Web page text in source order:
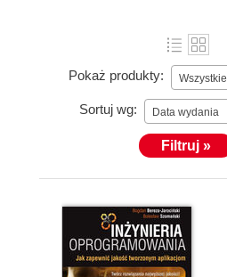
Pokaż produkty: Wszystkie
Sortuj wg: Data wydania
Filtruj »